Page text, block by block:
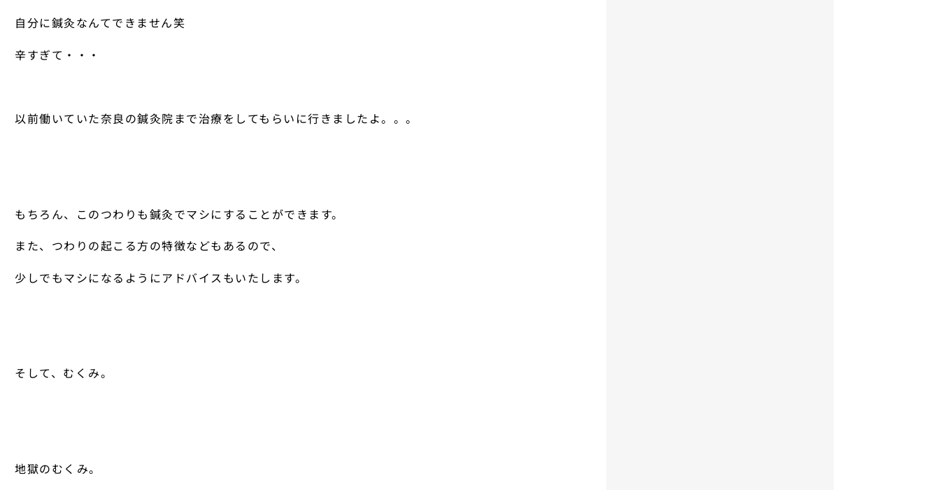
自分に鍼灸なんてできません笑
辛すぎて・・・
以前働いていた奈良の鍼灸院まで治療をしてもらいに行きましたよ。。。
もちろん、このつわりも鍼灸でマシにすることができます。
また、つわりの起こる方の特徴などもあるので、
少しでもマシになるようにアドバイスもいたします。
そして、むくみ。
地獄のむくみ。